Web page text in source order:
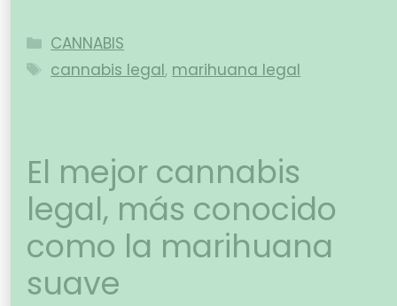
CANNABIS
cannabis legal, marihuana legal
El mejor cannabis
legal, más conocido
como la marihuana
suave